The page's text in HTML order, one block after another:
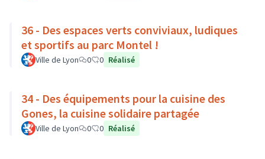
36 - Des espaces verts conviviaux, ludiques
et sportifs au parc Montel !
Ville de Lyon 0 0 Réalisé
34 - Des équipements pour la cuisine des
Gones, la cuisine solidaire partagée
Ville de Lyon 0 0 Réalisé